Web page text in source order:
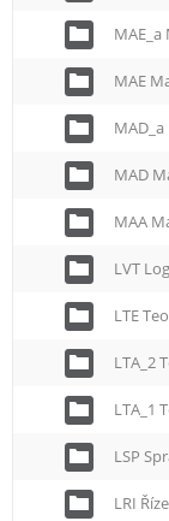
MAE
MAD
MAA
LVT
LTE
LTA_2
LTA_1
LSP
LRI